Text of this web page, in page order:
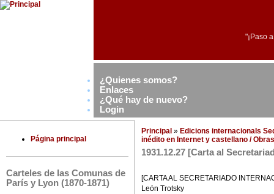
"¡Paso
¿Quienes somos?
Enlaces
¿Qué hay de nuevo?
Login
Página principal
Carteles de las Comunas de
París y Lyon (1870-1871)
Principal » Edicions internacionals
inédito en Internet y castellano /
1931.12.27 [Carta al
[CARTA AL SECRETARIADO
León Trotsky